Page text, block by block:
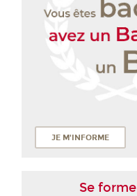
JE M'INFORME
Se